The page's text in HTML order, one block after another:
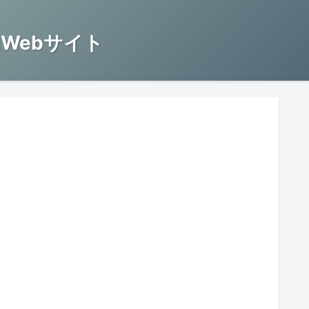
サイト